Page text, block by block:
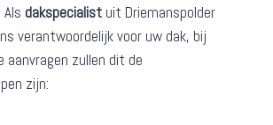
Als dakspecialist uit Driemanspolder
verantwoordelijk voor uw dak, bij
aanvragen zullen dit de
zijn: